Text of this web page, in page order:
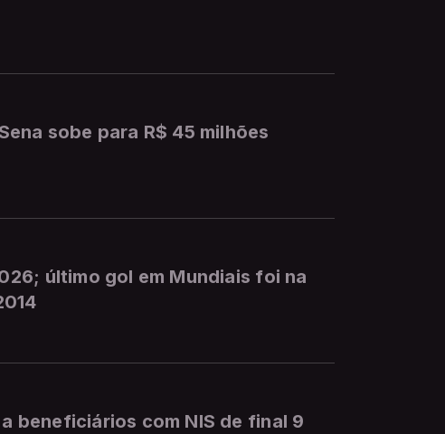
sobe para R$ 45 milhões
último gol em Mundiais foi na
beneficiários com NIS de final 9